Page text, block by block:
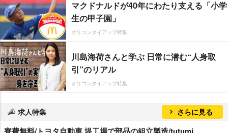
マクドナルドが40年にわたり支える「小学
生の甲子園」
オリコンタイアップ特集
川島海荷さんと学ぶ 日常に潜む“人身取
引”のリアル
オリコンタイアップ特集
求人特集 さらに見る
寮費無料/トヨタ自動車 堤工場で部品の組立製造/tutumi